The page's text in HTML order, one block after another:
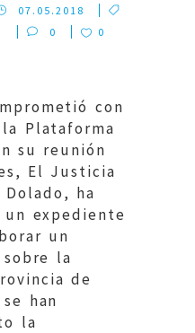
07.05.2018
0
0
con
Plataforma
su reunión
El Justicia
ha
expediente
un
la
de
han
la